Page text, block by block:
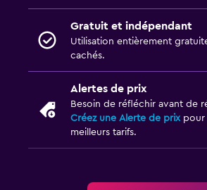
Gratuit et indépendant
Utilisation entièrement
cachés.
Alertes de prix
Besoin de réfléchir avant de
Créez une Alerte de prix pour
meilleurs tarifs.